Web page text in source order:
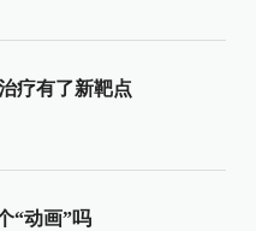
疗有了新靶点
“动画”吗